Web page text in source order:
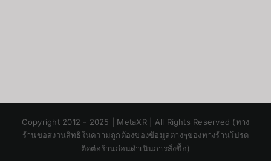
Copyright 2012 - 2025 | MetaXR | All Rights Reserved (ทาง
ร้านขอสงวนสิทธิในความถูกต้องของข้อมูลต่างๆของทางร้านโปรด
ติดต่อร้านก่อนดำเนินการสั่งซื้อ)Chinese